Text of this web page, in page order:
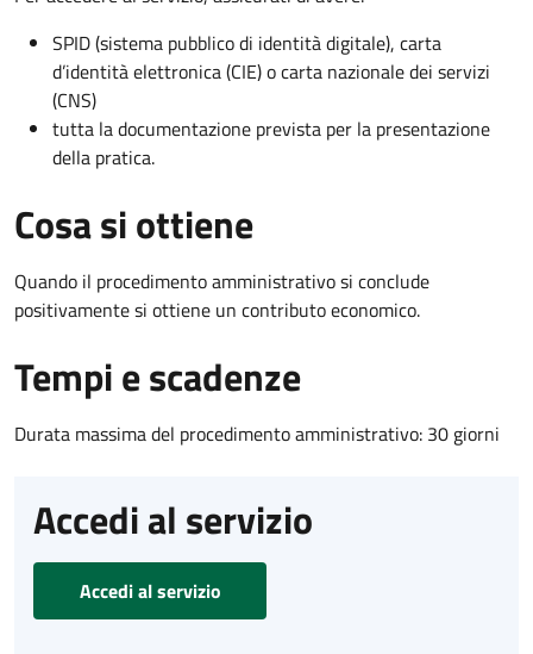
SPID (sistema pubblico di identità digitale), carta
d’identità elettronica (CIE) o carta nazionale dei servizi
(CNS)
tutta la documentazione prevista per la presentazione
della pratica.
Cosa si ottiene
Quando il procedimento amministrativo si conclude
positivamente si ottiene un contributo economico.
Tempi e scadenze
Durata massima del procedimento amministrativo: 30 giorni
Accedi al servizio
Accedi al servizio